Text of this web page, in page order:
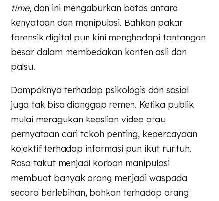
time, dan ini mengaburkan batas antara
kenyataan dan manipulasi. Bahkan pakar
forensik digital pun kini menghadapi tantangan
besar dalam membedakan konten asli dan
palsu.
Dampaknya terhadap psikologis dan sosial
juga tak bisa dianggap remeh. Ketika publik
mulai meragukan keaslian video atau
pernyataan dari tokoh penting, kepercayaan
kolektif terhadap informasi pun ikut runtuh.
Rasa takut menjadi korban manipulasi
membuat banyak orang menjadi waspada
secara berlebihan, bahkan terhadap orang